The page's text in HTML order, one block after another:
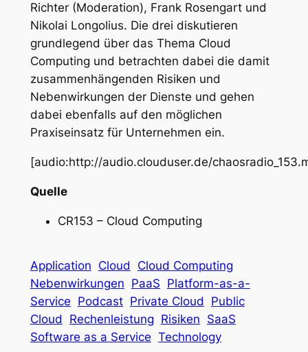
Richter (Moderation), Frank Rosengart und
Nikolai Longolius. Die drei diskutieren
grundlegend über das Thema Cloud
Computing und betrachten dabei die damit
zusammenhängenden Risiken und
Nebenwirkungen der Dienste und gehen
dabei ebenfalls auf den möglichen
Praxiseinsatz für Unternehmen ein.
[audio:http://audio.clouduser.de/
Quelle
CR153 – Cloud Computing
Application Cloud
Cloud Computing
Nebenwirkungen PaaS Platform-as-a-
Service Podcast Private Cloud
Public
Cloud
Rechenleistung Risiken SaaS
Software as a Service Technology